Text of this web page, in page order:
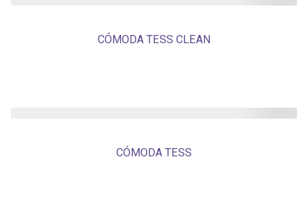
CÓMODA TESS CLEAN
CÓMODA TESS